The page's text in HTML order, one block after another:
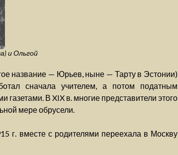
и Ольгой
название — Юрьев, ныне — Тарту в Эстонии)
сначала учителем, а потом податным
газетами. В XIX в. многие представители этого
мере обрусели.
г. вместе с родителями переехала в Москву